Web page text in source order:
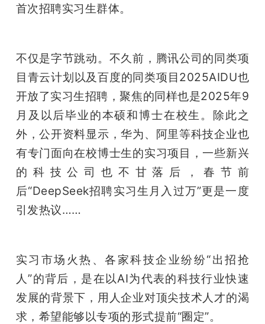
动
中
GAIR
专
题
搞
机
首次招聘实习生群体。
不仅是字节跳动。不久前，腾讯公司的同类项
目青云计划以及百度的同类项目2025AIDU也
开放了实习生招聘，聚焦的同样也是2025年9
月及以后毕业的本硕和博士在校生。除此之
外，公开资料显示，华为、阿里等科技企业也
有专门面向在校博士生的实习项目，一些新兴
的科技公司也不甘落后，春节前
后“DeepSeek招聘实习生月入过万”更是一度
引发热议……
实习市场火热、各家科技企业纷纷“出招抢
人”的背后，是在以AI为代表的科技行业快速
发展的背景下，用人企业对顶尖技术人才的渴
求，希望能够以专项的形式提前“圈定”。